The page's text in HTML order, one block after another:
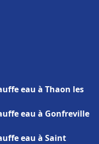
eau à Thaon les
eau à Gonfreville
eau à Saint